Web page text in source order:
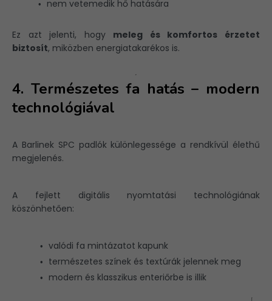
nem vetemedik hő hatására
Ez azt jelenti, hogy meleg és komfortos érzetet
biztosít, miközben energiatakarékos is.
4. Természetes fa hatás – modern
technológiával
A Barlinek SPC padlók különlegessége a rendkívül élethű
megjelenés.
A fejlett digitális nyomtatási technológiának
köszönhetően:
valódi fa mintázatot kapunk
természetes színek és textúrák jelennek meg
modern és klasszikus enteriőrbe is illik